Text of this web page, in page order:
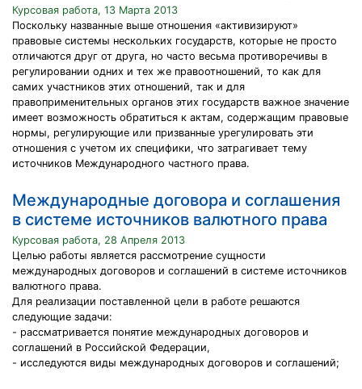
Курсовая работа, 13 Марта 2013
Поскольку названные выше отношения «активизируют»
правовые системы нескольких государств, которые не просто
отличаются друг от друга, но часто весьма противоречивы в
регулировании одних и тех же правоотношений, то как для
самих участников этих отношений, так и для
правоприменительных органов этих государств важное значение
имеет возможность обратиться к актам, содержащим правовые
нормы, регулирующие или призванные урегулировать эти
отношения с учетом их специфики, что затрагивает тему
источников Международного частного права.
Международные договора и соглашения
в системе источников валютного права
Курсовая работа, 28 Апреля 2013
Целью работы является рассмотрение сущности
международных договоров и соглашений в системе источников
валютного права.
Для реализации поставленной цели в работе решаются
следующие задачи:
- рассматривается понятие международных договоров и
соглашений в Российской Федерации,
- исследуются виды международных договоров и соглашений;